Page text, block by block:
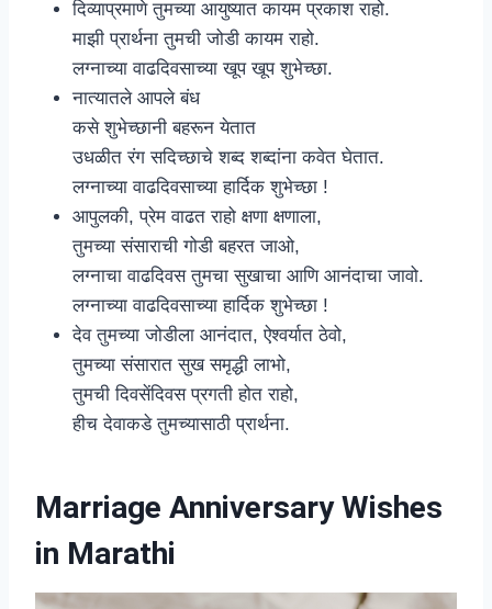
दिव्याप्रमाणे तुमच्या आयुष्यात कायम प्रकाश राहो.
माझी प्रार्थना तुमची जोडी कायम राहो.
लग्नाच्या वाढदिवसाच्या खूप खूप शुभेच्छा.
नात्यातले आपले बंध
कसे शुभेच्छानी बहरून येतात
उधळीत रंग सदिच्छाचे शब्द शब्दांना कवेत घेतात.
लग्नाच्या वाढदिवसाच्या हार्दिक शुभेच्छा !
आपुलकी, प्रेम वाढत राहो क्षणा क्षणाला,
तुमच्या संसाराची गोडी बहरत जाओ,
लग्नाचा वाढदिवस तुमचा सुखाचा आणि आनंदाचा जावो.
लग्नाच्या वाढदिवसाच्या हार्दिक शुभेच्छा !
देव तुमच्या जोडीला आनंदात, ऐश्वर्यात ठेवो,
तुमच्या संसारात सुख समृद्धी लाभो,
तुमची दिवसेंदिवस प्रगती होत राहो,
हीच देवाकडे तुमच्यासाठी प्रार्थना.
Marriage Anniversary Wishes
in Marathi